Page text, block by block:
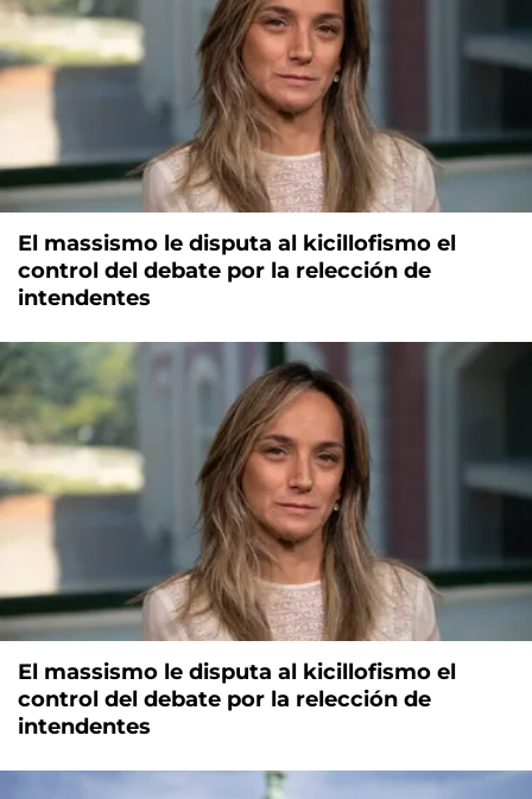
El massismo le disputa al kicillofismo el
control del debate por la relección de
intendentes
El massismo le disputa al kicillofismo el
control del debate por la relección de
intendentes